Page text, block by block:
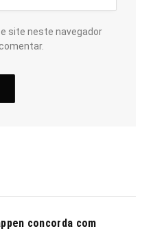
site neste navegador
concorda com